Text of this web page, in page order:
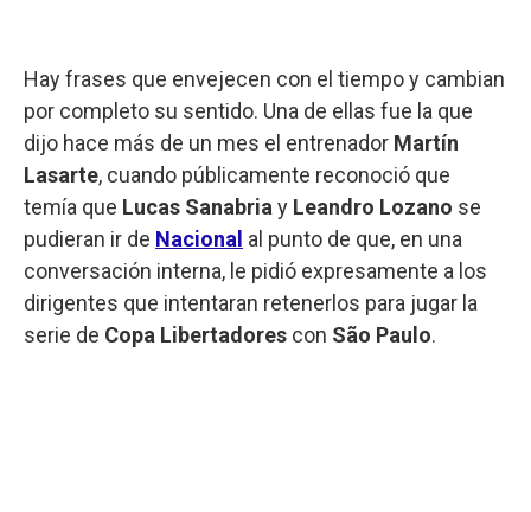
Hay frases que envejecen con el tiempo y cambian
por completo su sentido. Una de ellas fue la que
dijo hace más de un mes el entrenador Martín
Lasarte, cuando públicamente reconoció que
temía que Lucas Sanabria y Leandro Lozano se
pudieran ir de Nacional al punto de que, en una
conversación interna, le pidió expresamente a los
dirigentes que intentaran retenerlos para jugar la
serie de Copa Libertadores con São Paulo.